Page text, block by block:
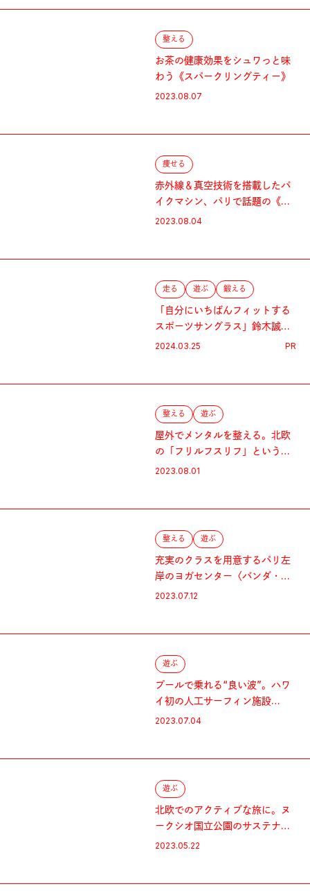
整える
お茶の健康効果をシュワっと味
わう《スパークリングティー》
2023.08.07
痩せる
赤外線＆真空技術を搭載したバ
イクマシン、パリで話題の《イ
ンフラバイク》とは？
2023.08.04
走る 遊ぶ 鍛える
「自分にいちばんフィットする
スポーツサングラス」鈴木誠也
選手も推す〈オークリー〉のニ
2024.03.25 PR
整える 遊ぶ
屋外でメンタルを整える。北欧
の「フリルフスリフ」という考
え方
2023.08.01
整える 遊ぶ
充実のクラスを用意するパリ左
岸のヨガセンター〈バンダ・ヨ
ガ〉
2023.07.12
遊ぶ
プールで乗れる“良い波”。ハワ
イ初の人工サーフィン施設
〈Wai Kai Wave〉
2023.07.04
遊ぶ
北欧でのアクティブな旅に。ヌ
ークシオ国立公園のサステナブ
ルなロッジ
2023.05.22